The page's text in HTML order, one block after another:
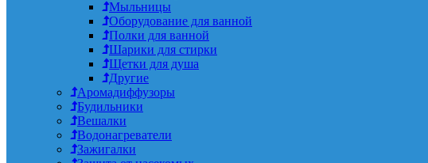
Мыльницы
Оборудование для ванной
Полки для ванной
Шарики для стирки
Щетки для душа
Другие
Аромадиффузоры
Будильники
Вешалки
Водонагреватели
Зажигалки